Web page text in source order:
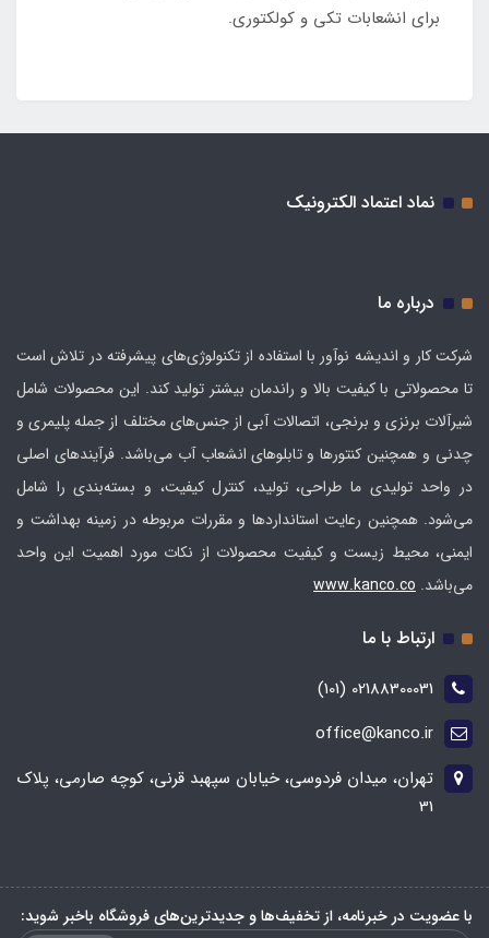
برای انشعابات تکی و کولکتوری.
نماد اعتماد الکترونیک
درباره ما
شرکت کار و اندیشه نوآور با استفاده از تکنولوژی‌های پیشرفته در تلاش است
تا محصولاتی با کیفیت بالا و راندمان بیشتر تولید کند. این محصولات شامل
شیرآلات برنزی و برنجی، اتصالات آبی از جنس‌های مختلف از جمله پلیمری و
چدنی و همچنین کنتورها و تابلوهای انشعاب آب می‌باشد. فرآیندهای اصلی
در واحد تولیدی ما طراحی، تولید، کنترل کیفیت، و بسته‌بندی را شامل
می‌شود. همچنین رعایت استانداردها و مقررات مربوطه در زمینه بهداشت و
ایمنی، محیط زیست و کیفیت محصولات از نکات مورد اهمیت این واحد
می‌باشد.
www.kanco.co
ارتباط با ما
02188300031 (101)
office@kanco.ir
تهران، میدان فردوسی، خیابان سپهبد قرنی، کوچه صارمی، پلاک
31
با عضویت در خبرنامه، از تخفیف‌ها و جدیدترین‌های فروشگاه باخبر شوید: